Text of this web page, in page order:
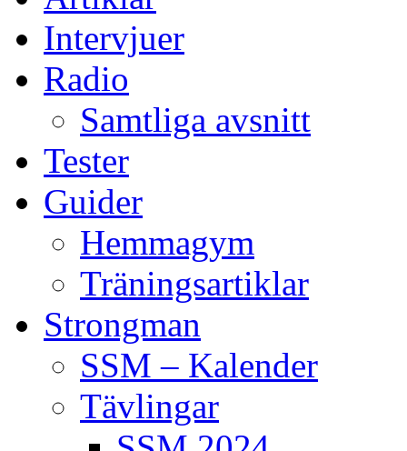
Intervjuer
Radio
Samtliga avsnitt
Tester
Guider
Hemmagym
Träningsartiklar
Strongman
SSM – Kalender
Tävlingar